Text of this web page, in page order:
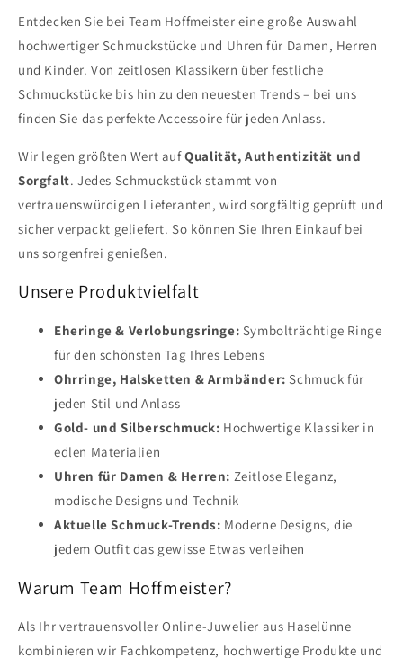
Entdecken Sie bei Team Hoffmeister eine große Auswahl
hochwertiger Schmuckstücke und Uhren für Damen, Herren
und Kinder. Von zeitlosen Klassikern über festliche
Schmuckstücke bis hin zu den neuesten Trends – bei uns
finden Sie das perfekte Accessoire für jeden Anlass.
Wir legen größten Wert aufQualität, Authentizität und
Sorgfalt. Jedes Schmuckstück stammt von
vertrauenswürdigen Lieferanten, wird sorgfältig geprüft und
sicher verpackt geliefert. So können Sie Ihren Einkauf bei
uns sorgenfrei genießen.
Unsere Produktvielfalt
Eheringe & Verlobungsringe: Symbolträchtige Ringe
für den schönsten Tag Ihres Lebens
Ohrringe, Halsketten & Armbänder: Schmuck für
jeden Stil und Anlass
Gold- und Silberschmuck: Hochwertige Klassiker in
edlen Materialien
Uhren für Damen & Herren: Zeitlose Eleganz,
modische Designs und Technik
Aktuelle Schmuck-Trends: Moderne Designs, die
jedem Outfit das gewisse Etwas verleihen
Warum Team Hoffmeister?
Als Ihr vertrauensvoller Online-Juwelier aus Haselünne
kombinieren wir Fachkompetenz, hochwertige Produkte und